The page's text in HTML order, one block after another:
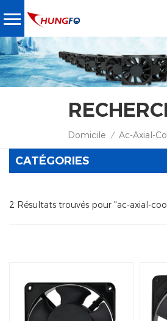
Domicile / Ac-Axial-
CATÉGORIES
2 Résultats trouvés pour "ac-axial-